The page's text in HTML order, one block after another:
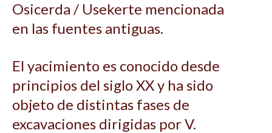
Osicerda / Usekerte mencionada
en las fuentes antiguas.
El yacimiento es conocido desde
principios del siglo XX y ha sido
objeto de distintas fases de
excavaciones dirigidas por V.